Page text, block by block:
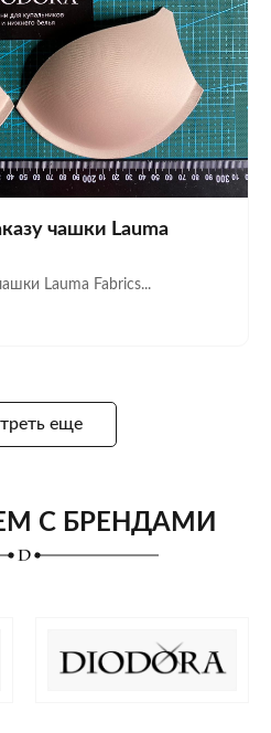
чашки Lauma
Lauma Fabrics...
еще
С БРЕНДАМИ